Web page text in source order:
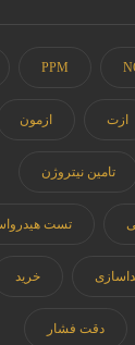
PPM
ازت ازمون
تامین نیتروژن
تست
خرید
دقت فشار